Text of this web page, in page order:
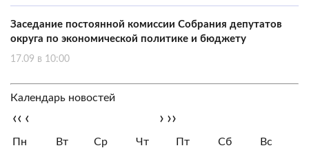
Заседание постоянной комиссии Собрания депутатов
округа по экономической политике и бюджету
17.09 в 10:00
Календарь новостей
‹‹ ‹ › ››
Пн Вт Ср Чт Пт Сб Вс